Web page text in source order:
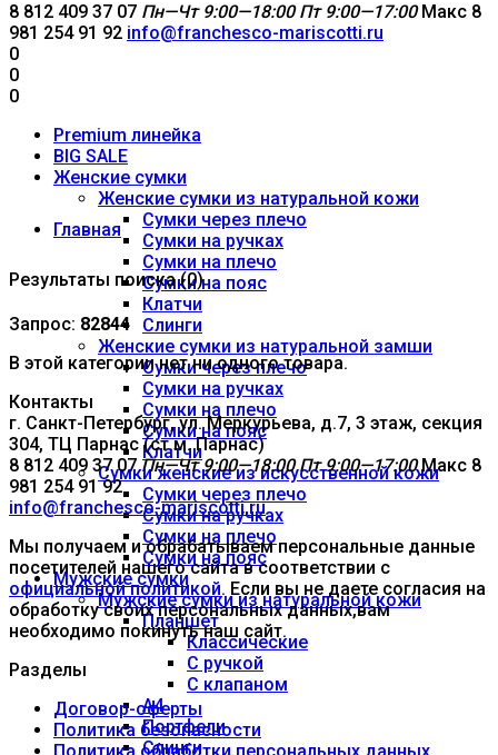
8 812 409 37 07 Пн—Чт 9:00—18:00 Пт 9:00—17:00Макс 8
981 254 91 92 info@franchesco-mariscotti.ru
0
0
0
Premium линейка
BIG SALE
Женские сумки
Женские сумки из натуральной кожи
Сумки через плечо
Сумки на ручках
Сумки на плечо
Сумки на пояс
Клатчи
Слинги
Женские сумки из натуральной замши
Сумки через плечо
Сумки на ручках
Сумки на плечо
Сумки на пояс
Клатчи
Сумки женские из искусственной кожи
Сумки через плечо
Сумки на ручках
Сумки на плечо
Сумки на пояс
Мужские сумки
Мужские сумки из натуральной кожи
Планшет
Классические
С ручкой
С клапаном
А4
Портфели
Слинги
Главная
Результаты поиска (0)
Запрос: 82844
В этой категории нет ни одного товара.
Контакты
г. Санкт-Петербург, ул. Меркурьева, д.7, 3 этаж, секция
304, ТЦ Парнас (ст.м. Парнас)
8 812 409 37 07Пн—Чт 9:00—18:00 Пт 9:00—17:00Макс 8
981 254 91 92
info@franchesco-mariscotti.ru
Мы получаем и обрабатываем персональные данные
посетителей нашего сайта в соответствии с
официальной политикой. Если вы не даете согласия на
обработку своих персональных данных,вам
необходимо покинуть наш сайт.
Разделы
Договор-оферты
Политика безопасности